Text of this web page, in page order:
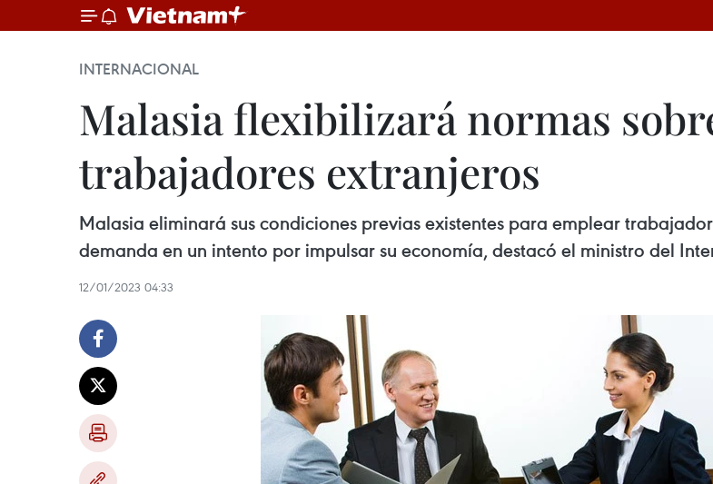
INTERNACIONAL
Malasia flexibilizará normas
trabajadores extranjeros
Malasia eliminará sus condiciones previas existentes para emplear
demanda en un intento por impulsar su economía, destacó el ministro del
12/01/2023 04:33